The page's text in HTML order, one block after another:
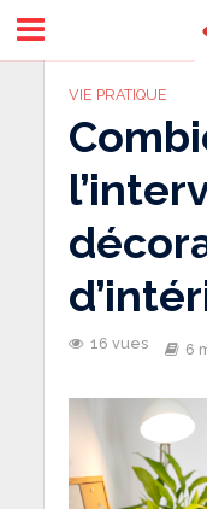
VIE PRATIQUE
16 vues 6